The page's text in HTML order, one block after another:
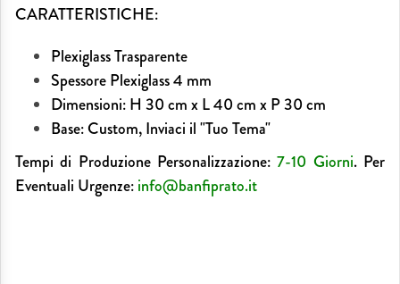
CARATTERISTICHE:
Plexiglass Trasparente
Spessore Plexiglass 4 mm
Dimensioni: H 30 cm x L 40 cm x P 30 cm
Base: Custom, Inviaci il "Tuo Tema"
Tempi di Produzione Personalizzazione:7-10 Giorni.Per
Eventuali Urgenze:info@banfiprato.it